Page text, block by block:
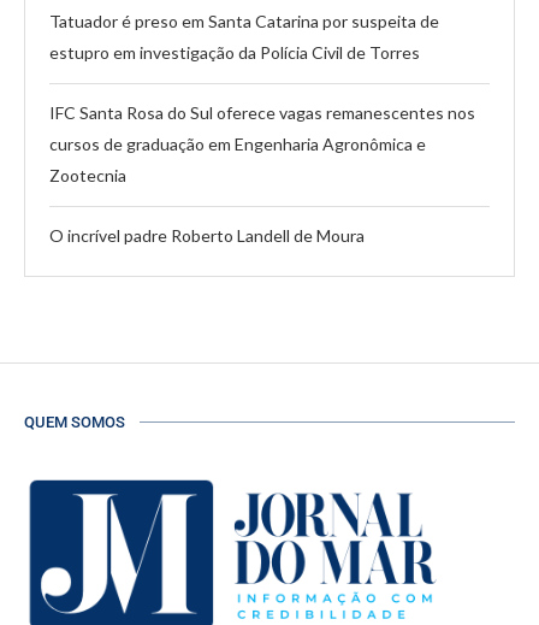
Tatuador é preso em Santa Catarina por suspeita de
estupro em investigação da Polícia Civil de Torres
IFC Santa Rosa do Sul oferece vagas remanescentes nos
cursos de graduação em Engenharia Agronômica e
Zootecnia
O incrível padre Roberto Landell de Moura
QUEM SOMOS